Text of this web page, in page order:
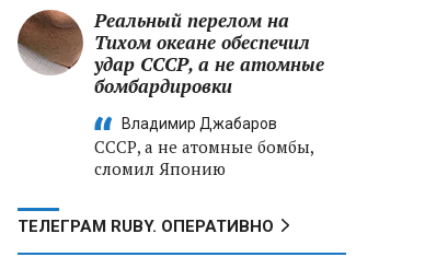
Реальный перелом на
Тихом океане обеспечил
удар СССР, а не атомные
бомбардировки
Владимир Джабаров
СССР, а не атомные бомбы,
сломил Японию
ТЕЛЕГРАМ RUBY. ОПЕРАТИВНО